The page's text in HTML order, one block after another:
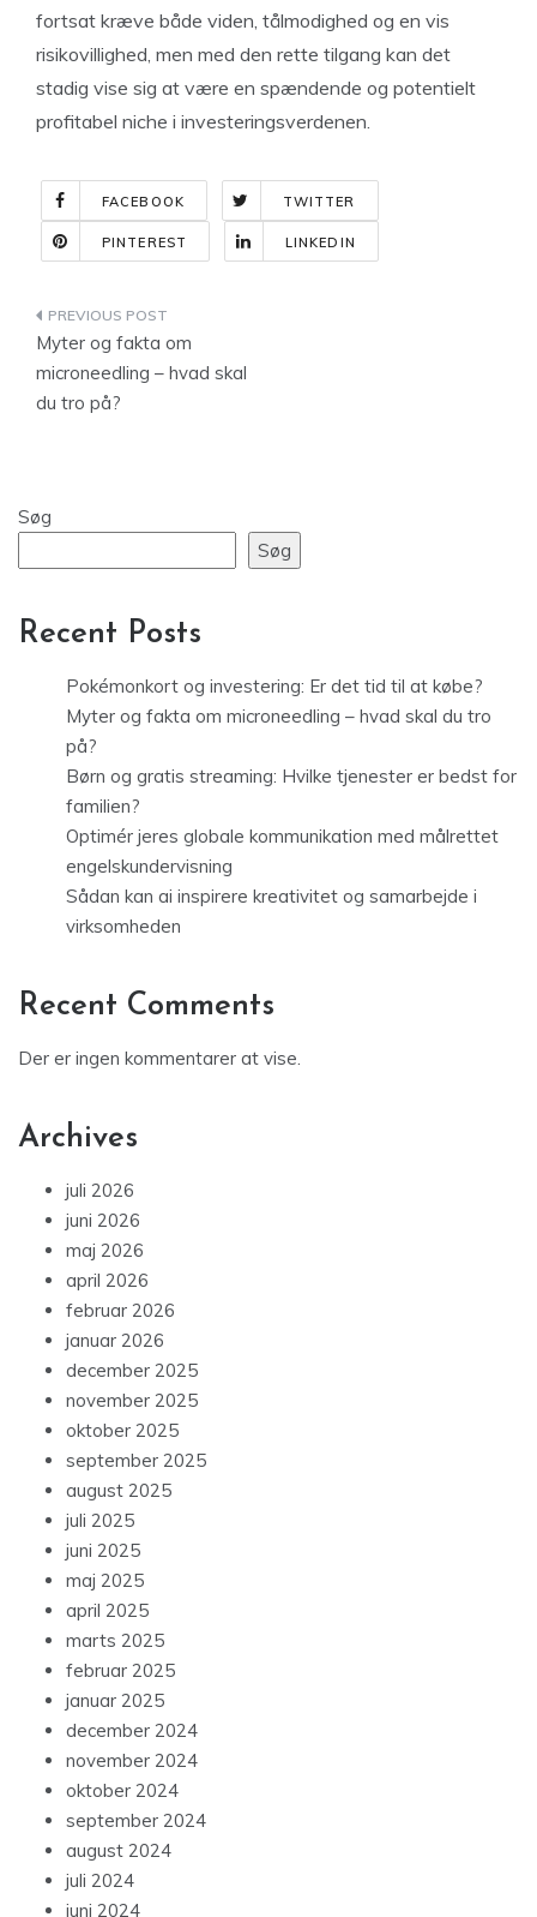
fortsat kræve både viden, tålmodighed og en vis
risikovillighed, men med den rette tilgang kan det
stadig vise sig at være en spændende og potentielt
profitabel niche i investeringsverdenen.
FACEBOOK TWITTER
PINTEREST LINKEDIN
Indlægsnavigation
Myter og fakta om
microneedling – hvad skal
du tro på?
Søg
Søg
Recent Posts
Pokémonkort og investering: Er det tid til at købe?
Myter og fakta om microneedling – hvad skal du tro
på?
Børn og gratis streaming: Hvilke tjenester er bedst for
familien?
Optimér jeres globale kommunikation med målrettet
engelskundervisning
Sådan kan ai inspirere kreativitet og samarbejde i
virksomheden
Recent Comments
Der er ingen kommentarer at vise.
Archives
juli 2026
juni 2026
maj 2026
april 2026
februar 2026
januar 2026
december 2025
november 2025
oktober 2025
september 2025
august 2025
juli 2025
juni 2025
maj 2025
april 2025
marts 2025
februar 2025
januar 2025
december 2024
november 2024
oktober 2024
september 2024
august 2024
juli 2024
juni 2024